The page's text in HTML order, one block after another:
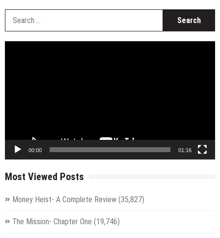
00:00 01:16
Most Viewed Posts
Money Heist- A Complete Review (35,827)
The Mission- Chapter One (19,746)